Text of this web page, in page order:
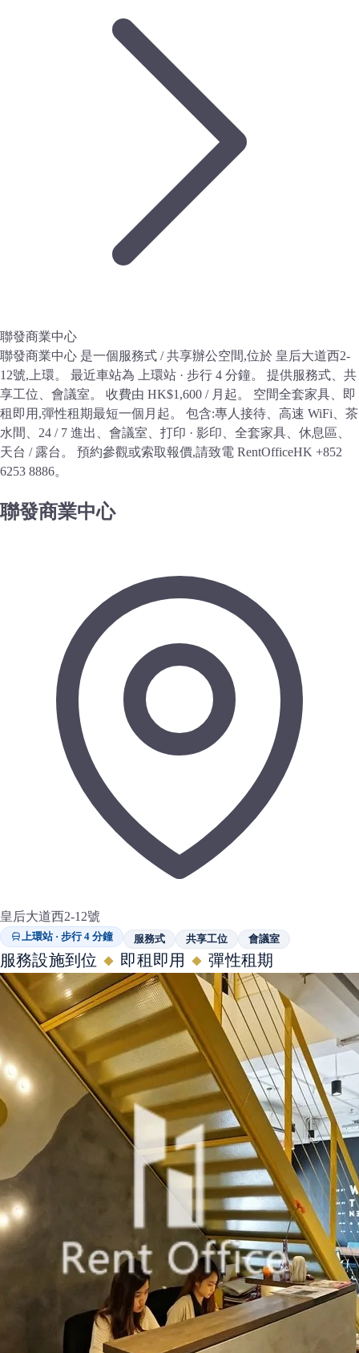
聯發商業中心
聯發商業中心 是一個服務式 / 共享辦公空間,位於 皇后大道西2-
12號,上環。 最近車站為 上環站 · 步行 4 分鐘。 提供服務式、共
享工位、會議室。 收費由 HK$1,600 / 月起。 空間全套家具、即
租即用,彈性租期最短一個月起。 包含:專人接待、高速 WiFi、茶
水間、24 / 7 進出、會議室、打印 · 影印、全套家具、休息區、
天台 / 露台。 預約參觀或索取報價,請致電 RentOfficeHK +852
6253 8886。
聯發商業中心
皇后大道西2-12號
上環站 · 步行 4 分鐘 服務式 共享工位 會議室
服務設施到位 ◆ 即租即用 ◆ 彈性租期